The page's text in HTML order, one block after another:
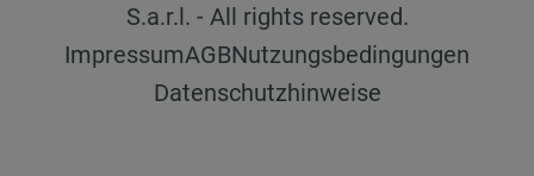
S.a.r.l. - All rights reserved.
ImpressumAGBNutzungsbedingungen
Datenschutzhinweise